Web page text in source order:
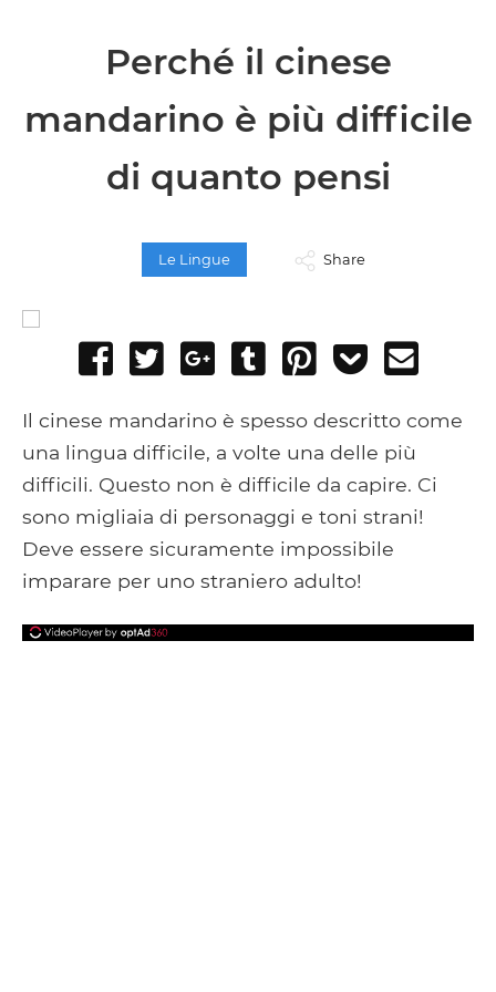
Perché il cinese
mandarino è più difficile
di quanto pensi
Le Lingue Share
Share
Facebook
Tweet
Share
Google+
Post
Tumblr
Pin
Add
Pocket
Il cinese mandarino è spesso descritto come
una lingua difficile, a volte una delle più
difficili. Questo non è difficile da capire. Ci
sono migliaia di personaggi e toni strani!
Deve essere sicuramente impossibile
imparare per uno straniero adulto!